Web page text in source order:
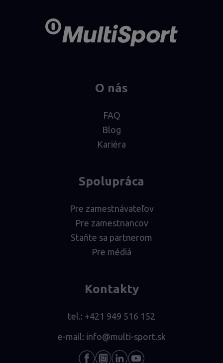
O nás
FAQ
Blog
Kariéra
Spolupráca
Pre zamestnávateľov
Pre zamestnancov
Staňte sa partnerom
Pre médiá
Kontakty
tel.: +421 949 516 152
e-mail: info@multi-sport.sk